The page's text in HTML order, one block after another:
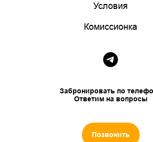
Условия
Комиссионка
Забронировать по
Ответим на вопросы
Позвонить